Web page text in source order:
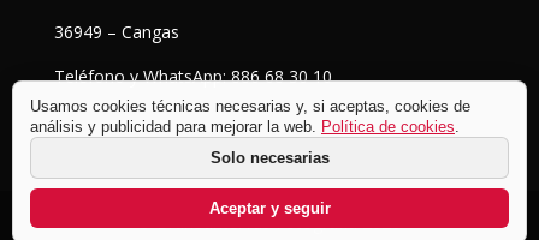
36949 – Cangas
Teléfono y WhatsApp: 886 68 30 10
© BrunSantervás Fotografía2026
Usamos cookies técnicas necesarias y, si aceptas, cookies de
análisis y publicidad para mejorar la web. Política de cookies.
Solo necesarias
Aceptar y seguir